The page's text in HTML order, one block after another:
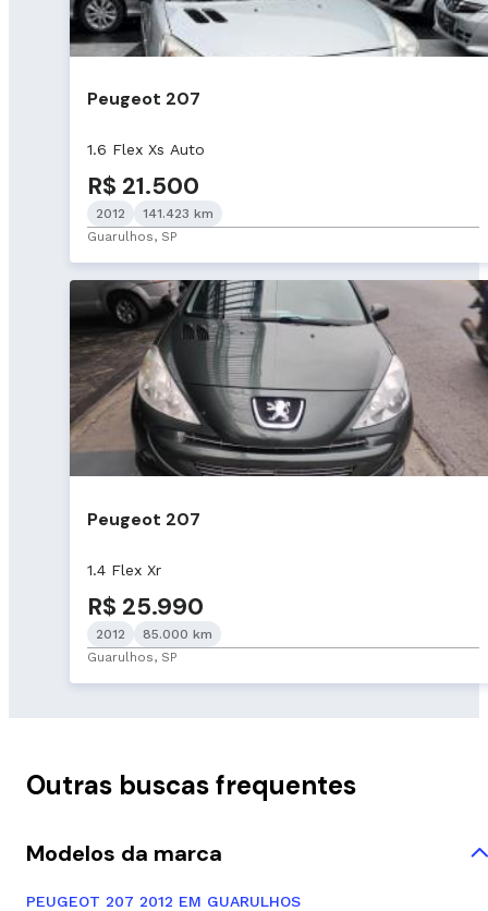
Peugeot 207
1.6 Flex Xs Auto
R$ 21.500
2012
141.423 km
Guarulhos, SP
Peugeot 207
1.4 Flex Xr
R$ 25.990
2012
85.000 km
Guarulhos, SP
Outras buscas frequentes
Modelos da marca
PEUGEOT 207 2012 EM GUARULHOS